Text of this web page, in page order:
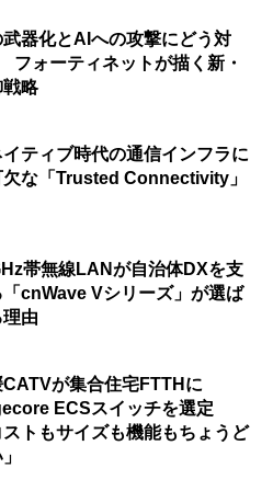
器化とAIへの攻撃にどう対
ォーティネットが描く新・
戦略
ティブ時代の通信インフラに
欠な「Trusted Connectivity」
帯無線LANが自治体DXを支
「cnWave Vシリーズ」が選ば
由
CATVが集合住宅FTTHに
ECSスイッチを選定
ストもサイズも機能もちょうど